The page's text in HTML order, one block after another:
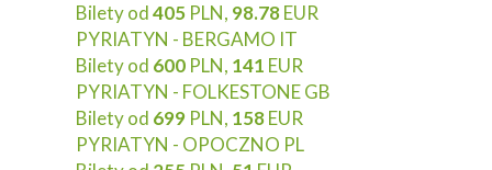
Bilety od405 PLN, 98.78EUR
PYRIATYN - BERGAMO IT
Bilety od 600 PLN, 141 EUR
PYRIATYN - FOLKESTONE GB
Bilety od 699 PLN, 158EUR
PYRIATYN - OPOCZNO PL